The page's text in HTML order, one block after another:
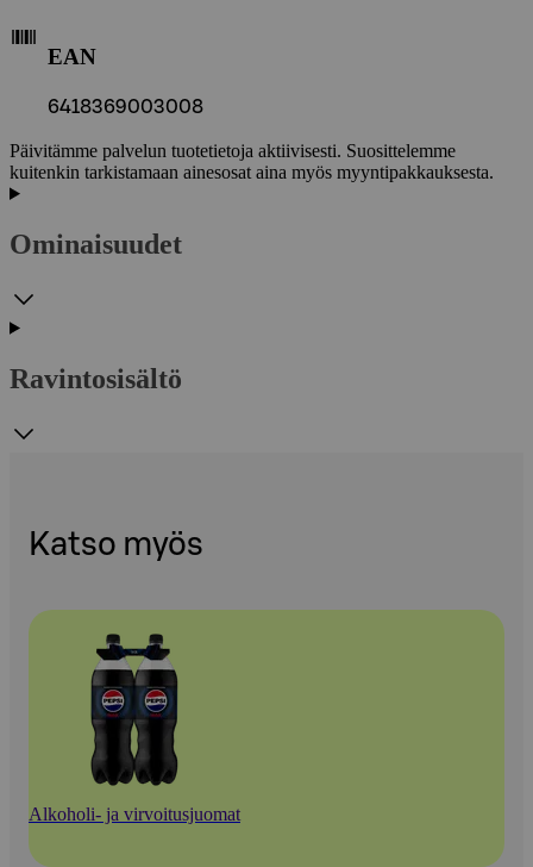
EAN
6418369003008
Päivitämme palvelun tuotetietoja aktiivisesti. Suosittelemme
kuitenkin tarkistamaan ainesosat aina myös myyntipakkauksesta.
Ominaisuudet
Ravintosisältö
Katso myös
Alkoholi- ja virvoitusjuomat